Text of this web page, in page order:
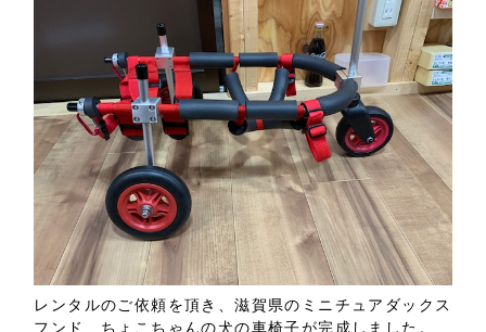
レンタルのご依頼を頂き、滋賀県のミニチュアダックス
フンド ちょこちゃんの犬の車椅子が完成しました。